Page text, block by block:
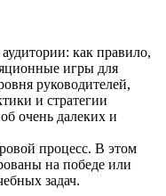
как правило,
игры для
руководителей,
и стратегии
очень далеких и
процесс. В этом
на победе или
задач.